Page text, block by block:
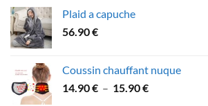
Plaid a capuche
56.90€
Coussin chauffant nuque
14.90€ – 15.90€Plage